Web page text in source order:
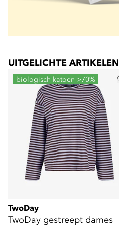
UITGELICHTE ARTIKELEN
biologisch katoen >70%
TwoDay
TwoDay gestreept dames